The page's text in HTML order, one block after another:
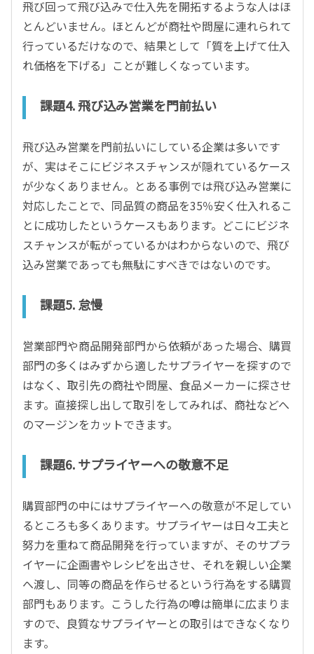
飛び回って飛び込みで仕入先を開拓するような人はほ
とんどいません。ほとんどが商社や問屋に連れられて
行っているだけなので、結果として「質を上げて仕入
れ価格を下げる」ことが難しくなっています。
課題4. 飛び込み営業を門前払い
飛び込み営業を門前払いにしている企業は多いです
が、実はそこにビジネスチャンスが隠れているケース
が少なくありません。とある事例では飛び込み営業に
対応したことで、同品質の商品を35％安く仕入れるこ
とに成功したというケースもあります。どこにビジネ
スチャンスが転がっているかはわからないので、飛び
込み営業であっても無駄にすべきではないのです。
課題5. 怠慢
営業部門や商品開発部門から依頼があった場合、購買
部門の多くはみずから適したサプライヤーを探すので
はなく、取引先の商社や問屋、食品メーカーに探させ
ます。直接探し出して取引をしてみれば、商社などへ
のマージンをカットできます。
課題6. サプライヤーへの敬意不足
購買部門の中にはサプライヤーへの敬意が不足してい
るところも多くあります。サプライヤーは日々工夫と
努力を重ねて商品開発を行っていますが、そのサプラ
イヤーに企画書やレシピを出させ、それを親しい企業
へ渡し、同等の商品を作らせるという行為をする購買
部門もあります。こうした行為の噂は簡単に広まりま
すので、良質なサプライヤーとの取引はできなくなり
ます。